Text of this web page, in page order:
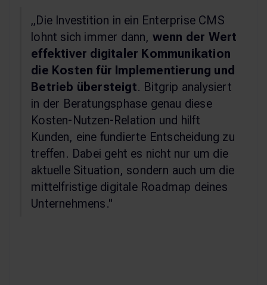
„Die Investition in ein Enterprise CMS
lohnt sich immer dann, wenn der Wert
effektiver digitaler Kommunikation
die Kosten für Implementierung und
Betrieb übersteigt. Bitgrip analysiert
in der Beratungsphase genau diese
Kosten-Nutzen-Relation und hilft
Kunden, eine fundierte Entscheidung zu
treffen. Dabei geht es nicht nur um die
aktuelle Situation, sondern auch um die
mittelfristige digitale Roadmap deines
Unternehmens."